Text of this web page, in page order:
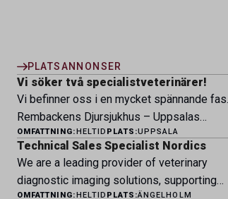
PLATSANNONSER
Vi söker två specialistveterinärer!
Vi befinner oss i en mycket spännande fas.
Rembackens Djursjukhus – Uppsalas
ledande djursjukhus – expanderar nu sin
specialistverksamhet och söker
legitimerade veterinärer med
specialistkompetens som vill vara med
OMFATTNING:HELTID PLATS:UPPSALA
Technical Sales Specialist Nordics
We are a leading provider of veterinary
diagnostic imaging solutions, supporting
OMFATTNING:HELTID PLATS:ÄNGELHOLM